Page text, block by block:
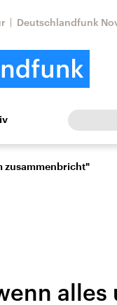
Deutschlandfunk
Iran
zusammenbricht"
alles